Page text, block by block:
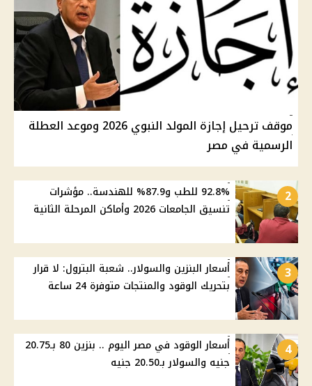
موقف ترحيل إجازة المولد النبوي 2026 وموعد العطلة
الرسمية في مصر
2
92.8% للطب و87.9% للهندسة.. مؤشرات
تنسيق الجامعات 2026 وأماكن المرحلة الثانية
3
أسعار البنزين والسولار.. شعبة البترول: لا قرار
بتحريك الوقود والمنتجات متوفرة 24 ساعة
4
أسعار الوقود في مصر اليوم .. بنزين 80 بـ20.75
جنيه والسولار بـ20.50 جنيه